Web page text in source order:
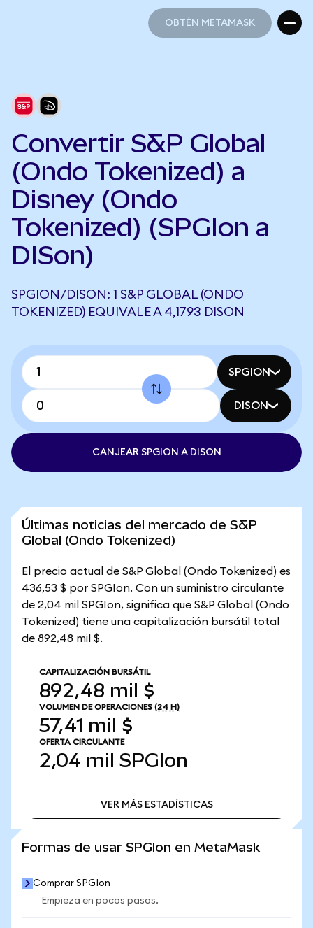
OBTÉN METAMASK
Convertir S&P Global
(Ondo Tokenized) a
Disney (Ondo
Tokenized) (SPGIon a
DISon)
SPGION/DISON: 1 S&P GLOBAL (ONDO
TOKENIZED) EQUIVALE A 4,1793 DISON
SPGION
DISON
CANJEAR SPGION A DISON
Últimas noticias del mercado de S&P
Global (Ondo Tokenized)
El precio actual de S&P Global (Ondo Tokenized) es
436,53 $ por SPGIon. Con un suministro circulante
de 2,04 mil SPGIon, significa que S&P Global (Ondo
Tokenized) tiene una capitalización bursátil total
de 892,48 mil $.
CAPITALIZACIÓN BURSÁTIL
892,48 mil $
VOLUMEN DE OPERACIONES (24 H)
57,41 mil $
OFERTA CIRCULANTE
2,04 mil SPGIon
VER MÁS ESTADÍSTICAS
Formas de usar SPGIon en MetaMask
Comprar SPGIon
Empieza en pocos pasos.